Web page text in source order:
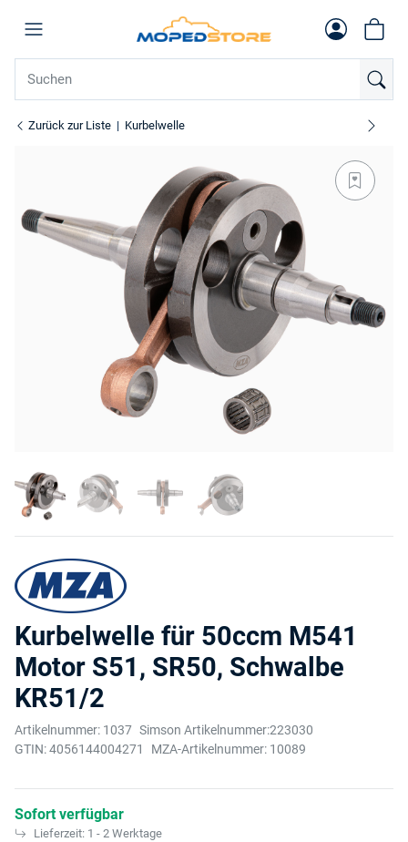
Zurück zur Liste Kurbelwelle
Kurbelwelle für 50ccm M541
Motor S51, SR50, Schwalbe
KR51/2
Artikelnummer: 1037 Simson Artikelnummer:223030
GTIN:4056144004271 MZA-Artikelnummer: 10089
Sofort verfügbar
Lieferzeit: 1 - 2 Werktage